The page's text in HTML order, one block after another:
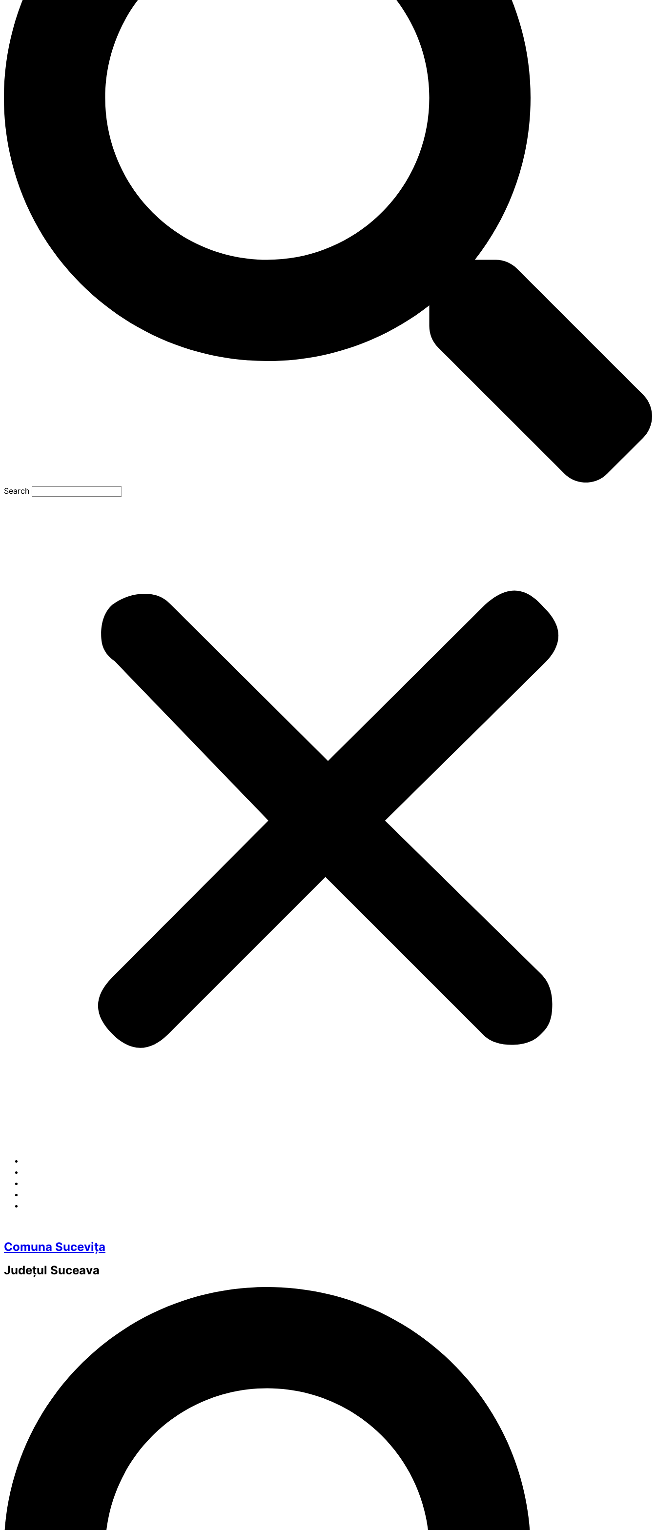
Search
Comuna Sucevița
Județul Suceava